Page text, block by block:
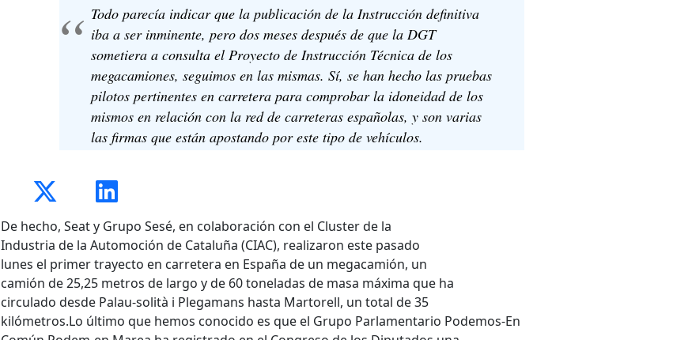
Todo parecía indicar que la publicación de la Instrucción definitiva
iba a ser inminente, pero dos meses después de que la DGT
sometiera a consulta el Proyecto de Instrucción Técnica de los
megacamiones, seguimos en las mismas. Sí, se han hecho las pruebas
pilotos pertinentes en carretera para comprobar la idoneidad de los
mismos en relación con la red de carreteras españolas, y son varias
las firmas que están apostando por este tipo de vehículos.
De hecho, Seat y Grupo Sesé, en colaboración con el Cluster de la
Industria de la Automoción de Cataluña (CIAC), realizaron este pasado
lunes el primer trayecto en carretera en España de un megacamión, un
camión de 25,25 metros de largo y de 60 toneladas de masa máxima que ha
circulado desde Palau-solità i Plegamans hasta Martorell, un total de 35
kilómetros.Lo último que hemos conocido es que el Grupo Parlamentario Podemos-En